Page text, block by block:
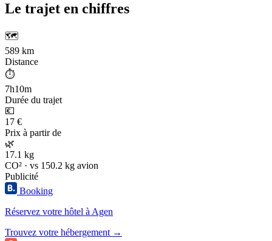
Le trajet en chiffres
🗺️
589 km
Distance
⏱️
7h10m
Durée du trajet
💶
17 €
Prix à partir de
🌿
17.1 kg
CO² · vs 150.2 kg avion
Publicité
Booking
Réservez votre hôtel à Agen
Trouvez votre hébergement →